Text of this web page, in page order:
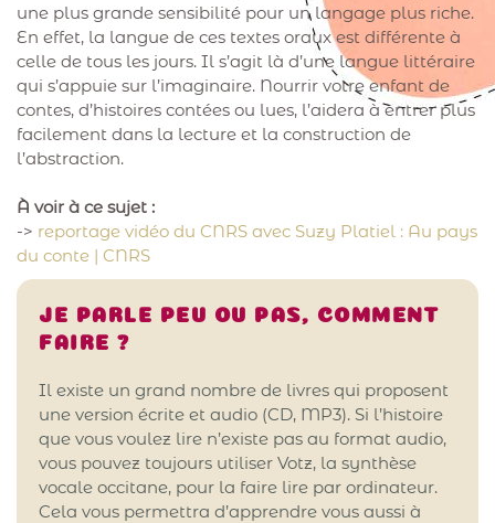
une plus grande sensibilité pour un langage plus riche.
En effet, la langue de ces textes oraux est différente à
celle de tous les jours. Il s’agit là d’une langue littéraire
qui s’appuie sur l’imaginaire. Nourrir votre enfant de
contes, d’histoires contées ou lues, l’aidera à entrer plus
facilement dans la lecture et la construction de
l’abstraction.
À voir à ce sujet :
-> reportage vidéo du CNRS avec Suzy Platiel : Au pays
du conte | CNRS
JE PARLE PEU OU PAS, COMMENT
FAIRE ?
Il existe un grand nombre de livres qui proposent
une version écrite et audio (CD, MP3). Si l’histoire
que vous voulez lire n’existe pas au format audio,
vous pouvez toujours utiliser Votz, la synthèse
vocale occitane, pour la faire lire par ordinateur.
Cela vous permettra d’apprendre vous aussi à